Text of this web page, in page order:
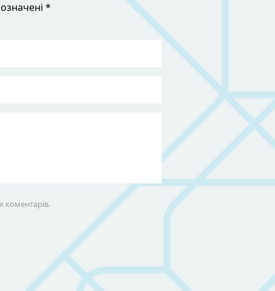
*
коментарів.